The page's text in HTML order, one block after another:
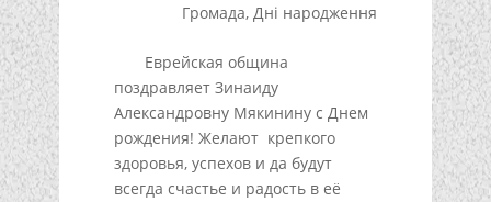
Громада,Дні народження
Еврейская община
поздравляет Зинаиду
Александровну Мякинину с Днем
рождения! Желают крепкого
здоровья, успехов и да будут
всегда счастье и радость в её